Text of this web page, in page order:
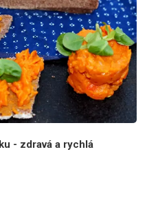
- zdravá a rychlá